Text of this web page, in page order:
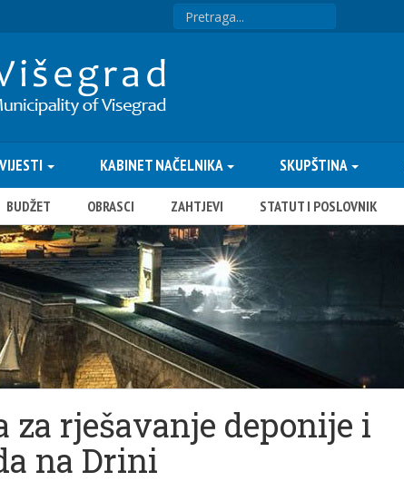
VIJESTI KABINET NAČELNIKA SKUPŠTINA
BUDŽET OBRASCI ZAHTJEVI STATUT I POSLOVNIK
za rješavanje deponije i
na Drini